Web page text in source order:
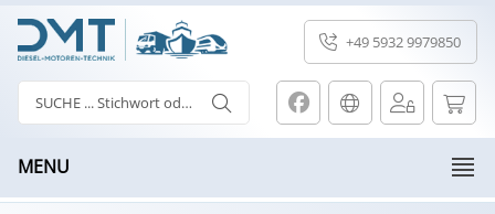
+49 5932 9979850
MENU